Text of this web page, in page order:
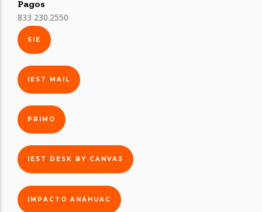
Pagos
833 230.2550
SIE
IEST MAIL
PRIMO
IEST DESK BY CANVAS
IMPACTO ANÁHUAC